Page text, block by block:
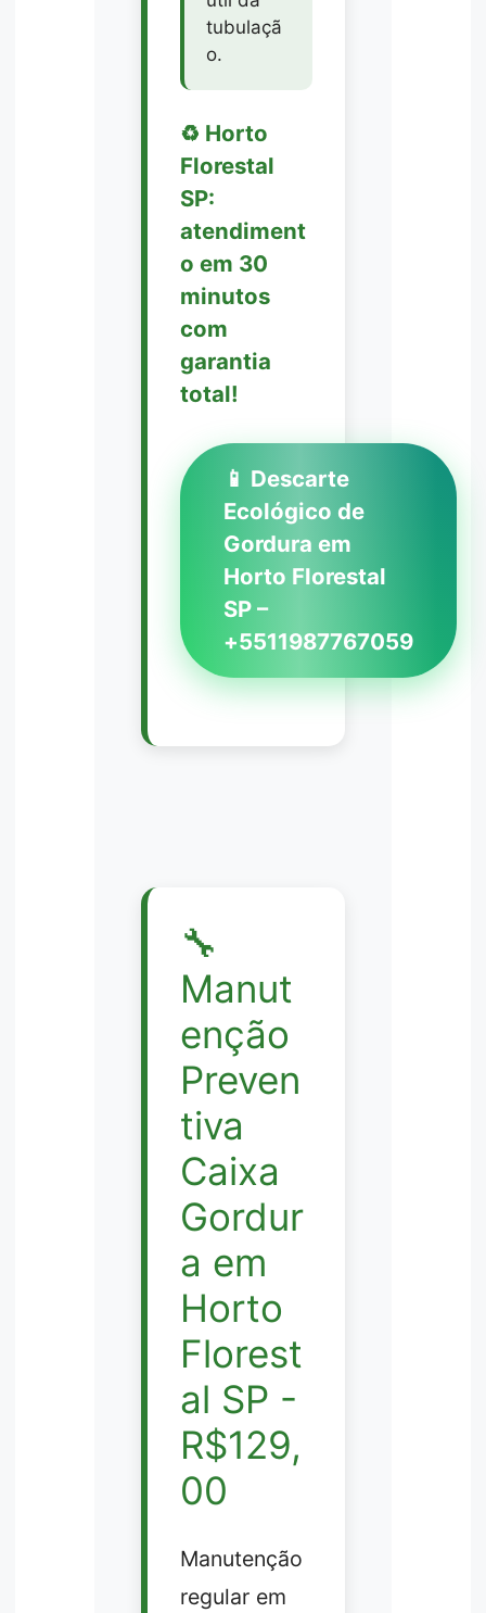
tubulaçã
o.
♻️ Horto
Florestal
SP:
atendiment
o em 30
minutos
com
garantia
total!
📱 Descarte
Ecológico de
Gordura em
Horto Florestal
SP –
+5511987767059
🔧
Manut
enção
Preven
tiva
Caixa
Gordur
a em
Horto
Florest
al SP -
R$129,
00
Manutenção
regular em